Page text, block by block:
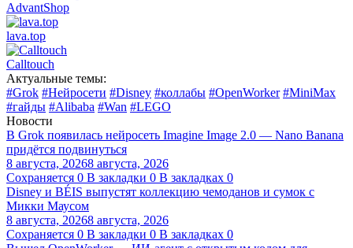
AdvantShop
lava.top
Calltouch
Актуальные темы:
#Grok #Нейросети #Disney #коллабы #OpenWorker #MiniMax
#гайды #Alibaba #Wan #LEGO
Новости
В Grok появилась нейросеть Imagine Image 2.0 — Nano Banana
придётся подвинуться
8 августа, 20268 августа, 2026
Сохраняется 0 В закладки 0 В закладках 0
Disney и BÉIS выпустят коллекцию чемоданов и сумок с
Микки Маусом
8 августа, 20268 августа, 2026
Сохраняется 0 В закладки 0 В закладках 0